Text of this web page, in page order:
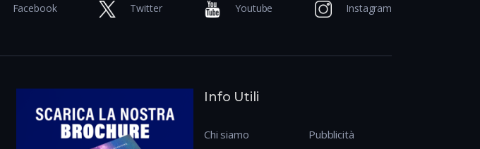
Facebook Twitter Youtube Instagram
Info Utili
Chi siamo
Pubblicità